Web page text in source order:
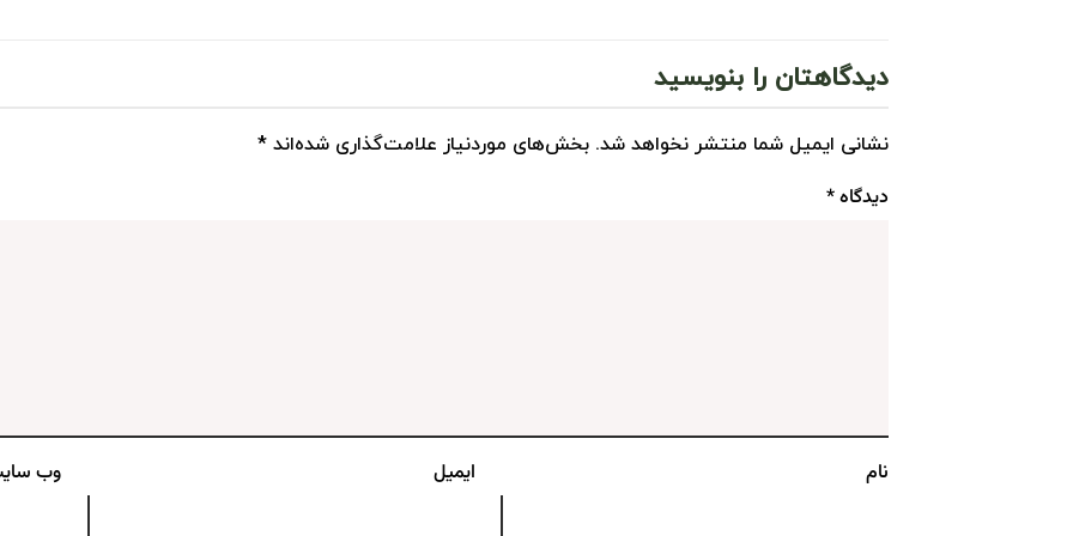
دیدگاهتان را بنویسید
نشانی ایمیل شما منتشر نخواهد شد. بخش‌های موردنیاز علامت‌گذاری شده‌اند *
دیدگاه*
نام ایمیل وب‌